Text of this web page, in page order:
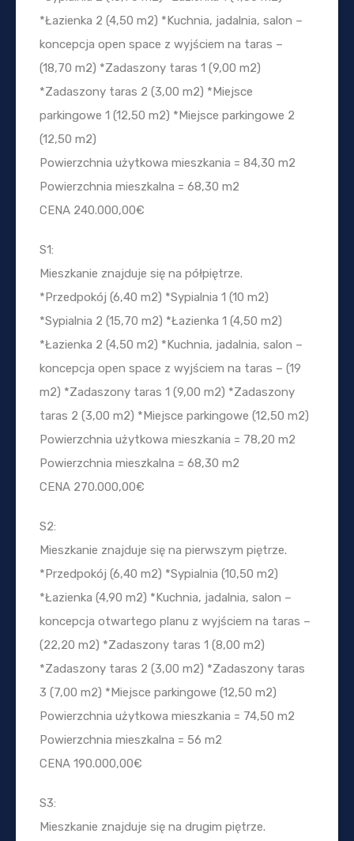
*Łazienka 2 (4,50 m2) *Kuchnia, jadalnia, salon –
koncepcja open space z wyjściem na taras –
(18,70 m2) *Zadaszony taras 1 (9,00 m2)
*Zadaszony taras 2 (3,00 m2) *Miejsce
parkingowe 1 (12,50 m2) *Miejsce parkingowe 2
(12,50 m2)
Powierzchnia użytkowa mieszkania = 84,30 m2
Powierzchnia mieszkalna = 68,30 m2
CENA 240.000,00€
S1:
Mieszkanie znajduje się na półpiętrze.
*Przedpokój (6,40 m2) *Sypialnia 1 (10 m2)
*Sypialnia 2 (15,70 m2) *Łazienka 1 (4,50 m2)
*Łazienka 2 (4,50 m2) *Kuchnia, jadalnia, salon –
koncepcja open space z wyjściem na taras – (19
m2) *Zadaszony taras 1 (9,00 m2) *Zadaszony
taras 2 (3,00 m2) *Miejsce parkingowe (12,50 m2)
Powierzchnia użytkowa mieszkania = 78,20 m2
Powierzchnia mieszkalna = 68,30 m2
CENA 270.000,00€
S2:
Mieszkanie znajduje się na pierwszym piętrze.
*Przedpokój (6,40 m2) *Sypialnia (10,50 m2)
*Łazienka (4,90 m2) *Kuchnia, jadalnia, salon –
koncepcja otwartego planu z wyjściem na taras –
(22,20 m2) *Zadaszony taras 1 (8,00 m2)
*Zadaszony taras 2 (3,00 m2) *Zadaszony taras
3 (7,00 m2) *Miejsce parkingowe (12,50 m2)
Powierzchnia użytkowa mieszkania = 74,50 m2
Powierzchnia mieszkalna = 56 m2
CENA 190.000,00€
S3:
Mieszkanie znajduje się na drugim piętrze.